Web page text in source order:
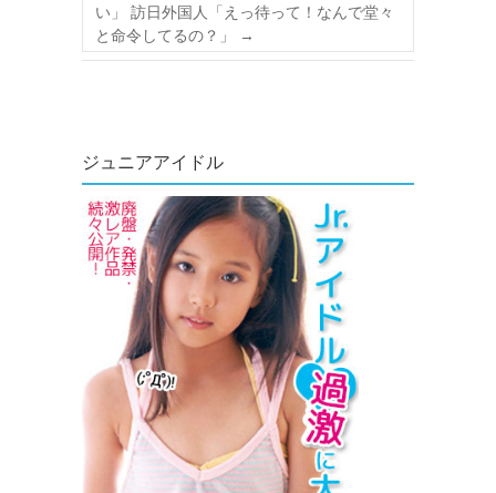
い」 訪日外国人「えっ待って！なんで堂々
と命令してるの？」
→
ジュニアアイドル